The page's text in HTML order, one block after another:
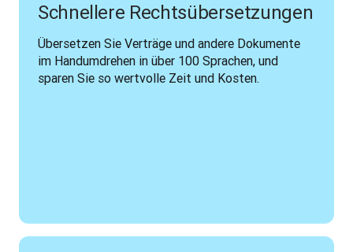
Schnellere Rechtsübersetzungen
Übersetzen Sie Verträge und andere Dokumente
im Handumdrehen in über 100 Sprachen, und
sparen Sie so wertvolle Zeit und Kosten.